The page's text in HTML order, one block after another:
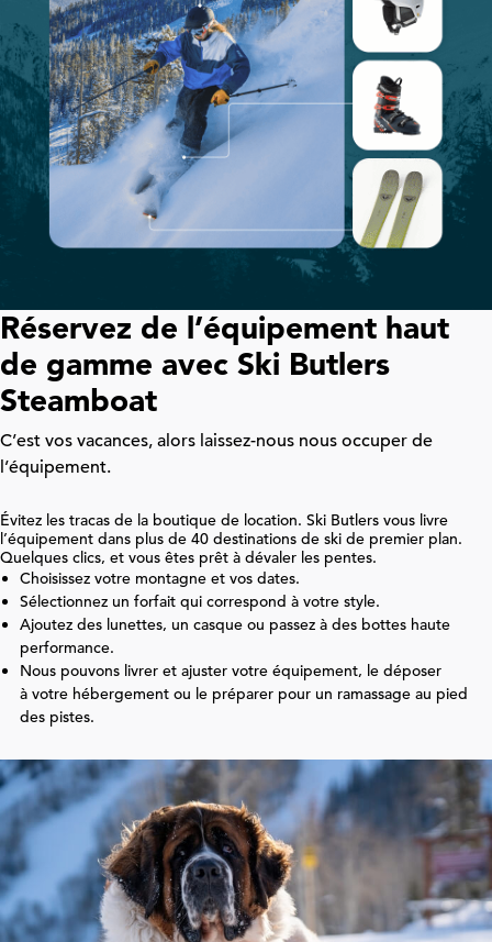
Réservez de l’équipement haut
de gamme avec Ski Butlers
Steamboat
C’est vos vacances, alors laissez-nous nous occuper de
l’équipement.
Évitez les tracas de la boutique de location. Ski Butlers vous livre
l’équipement dans plus de 40 destinations de ski de premier plan.
Quelques clics, et vous êtes prêt à dévaler les pentes.
Choisissez votre montagne et vos dates.
Sélectionnez un forfait qui correspond à votre style.
Ajoutez des lunettes, un casque ou passez à des bottes haute
performance.
Nous pouvons livrer et ajuster votre équipement, le déposer
à votre hébergement ou le préparer pour un ramassage au pied
des pistes.